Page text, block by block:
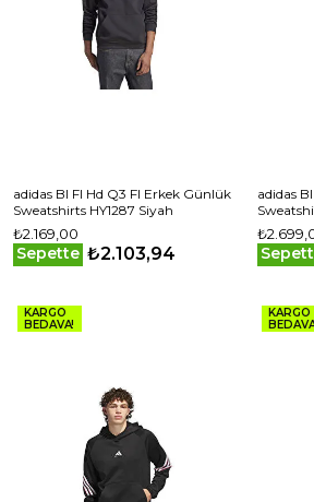
adidas Bl Fl Hd Q3 Fl Erkek Günlük
Sweatshirts HY1287 Siyah
₺2.169,00
Sepette ₺2.103,94
adidas
KARGO
BEDAVA!
KARGO